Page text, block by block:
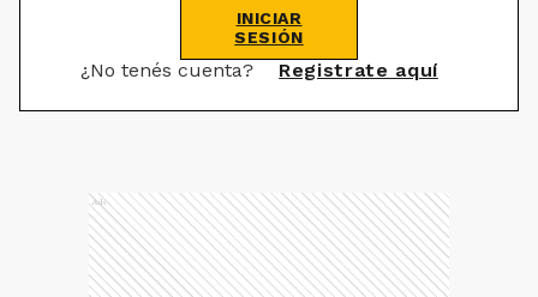
INICIAR
SESIÓN
¿No tenés cuenta? Registrate aquí
Ads